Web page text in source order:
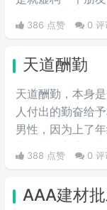
生友”和“薛定谔
386 点赞 0 评
天道酬勤
天道酬勤，本身
人付出的勤奋给
男性，因为上了
勤，花开富贵，
受男性用户的喜
388 点赞 0 评
AAA建材